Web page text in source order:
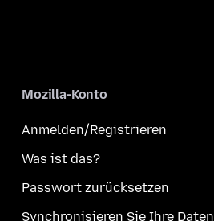
Mozilla-Konto
Anmelden/Registrieren
Was ist das?
Passwort zurücksetzen
Synchronisieren Sie Ihre Daten